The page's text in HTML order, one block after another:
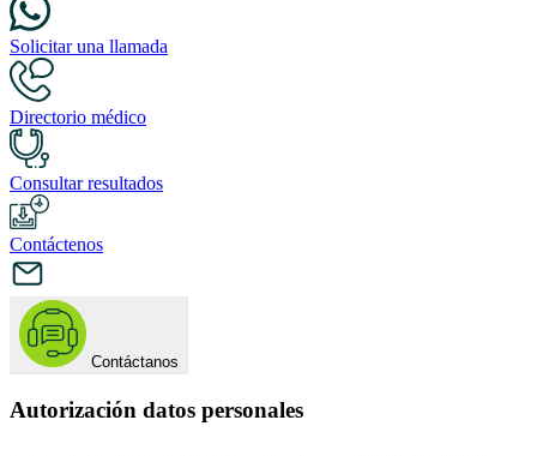
Solicitar una llamada
Directorio médico
Consultar resultados
Contáctenos
Contáctanos
Autorización datos personales